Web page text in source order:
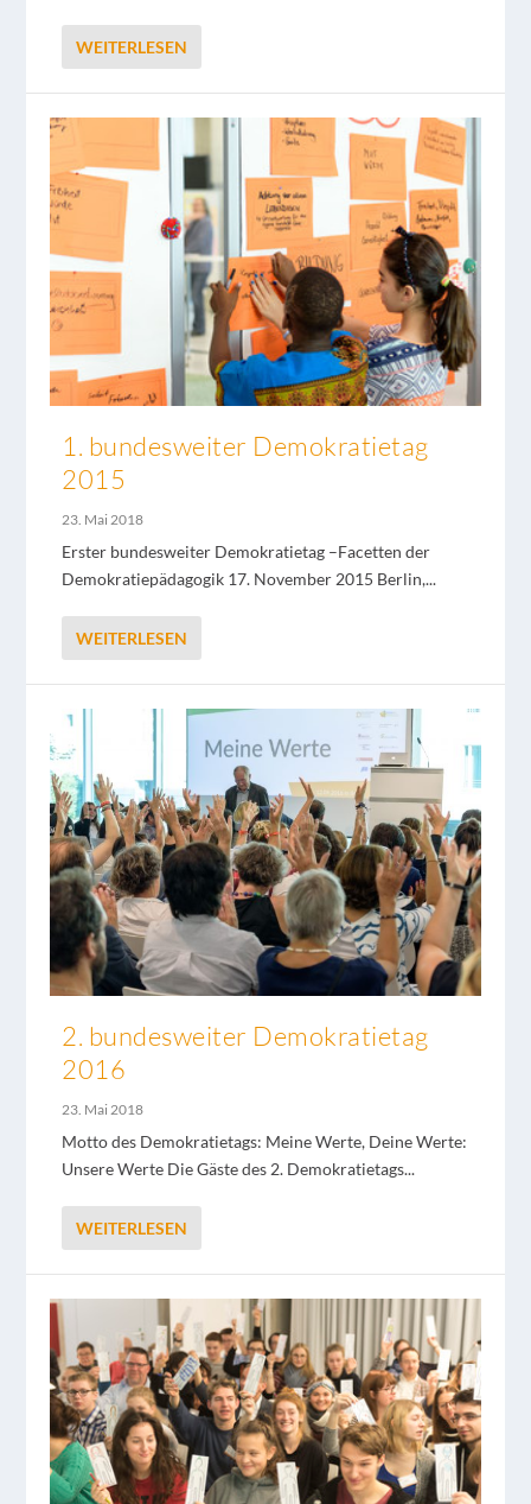
WEITERLESEN
1. bundesweiter Demokratietag
2015
23. Mai 2018
Erster bundesweiter Demokratietag –Facetten der
Demokratiepädagogik 17. November 2015 Berlin,...
WEITERLESEN
2. bundesweiter Demokratietag
2016
23. Mai 2018
Motto des Demokratietags: Meine Werte, Deine Werte:
Unsere Werte Die Gäste des 2. Demokratietags...
WEITERLESEN